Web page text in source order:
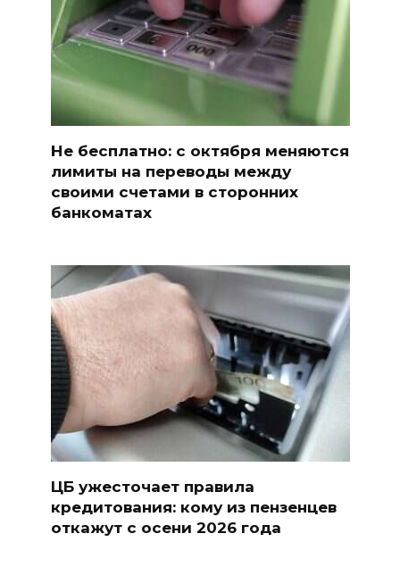
Не бесплатно: с октября меняются
лимиты на переводы между
своими счетами в сторонних
банкоматах
ЦБ ужесточает правила
кредитования: кому из пензенцев
откажут с осени 2026 года